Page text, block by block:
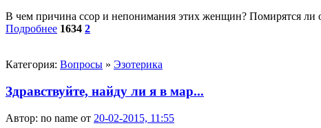
В чем причина ссор и непонимания этих женщин? Помирятся ли
Подробнее 1634 2
Категория: Вопросы » Эзотерика
Здравствуйте, найду ли я в мар...
Автор: no name от 20-02-2015, 11:55